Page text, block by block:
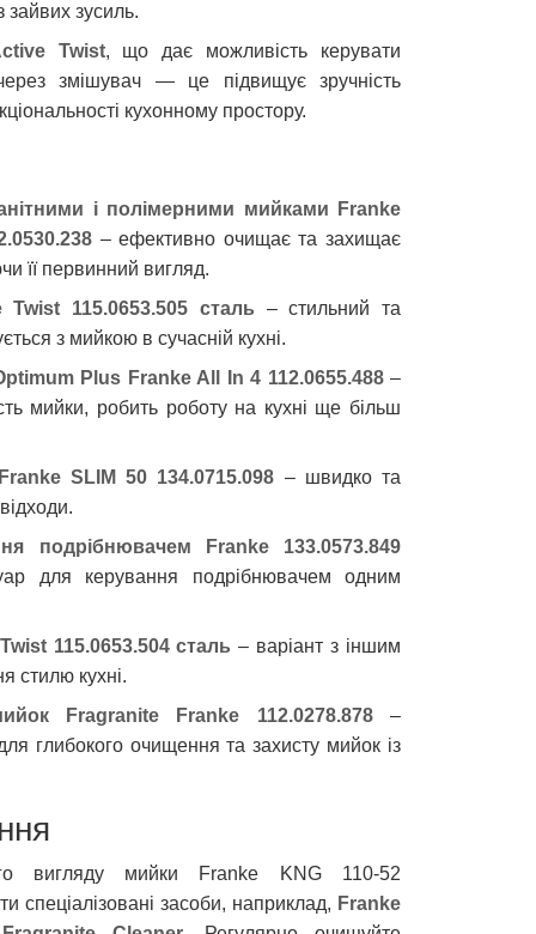
зайвих зусиль.
Twist, що дає можливість керувати
змішувач — це підвищує зручність
кухонному простору.
і полімерними мийками Franke
– ефективно очищає та захищає
її первинний вигляд.
115.0653.505 сталь – стильний та
з мийкою в сучасній кухні.
Plus Franke All In 4 112.0655.488–
мийки, робить роботу на кухні ще більш
SLIM 50 134.0715.098 – швидко та
подрібнювачем Franke 133.0573.849
для керування подрібнювачем одним
115.0653.504 сталь – варіант з іншим
стилю кухні.
Fragranite Franke 112.0278.878–
глибокого очищення та захисту мийок із
вигляду мийки Franke KNG 110-52
спеціалізовані засоби, наприклад, Franke